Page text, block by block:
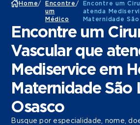
Home/
Encontre
um
Médico
/
Encontre um
atenda
Maternidade
Encontre um
Vascular que
Mediservice em
Maternidade São
Osasco
Busque por especialidade, nome,